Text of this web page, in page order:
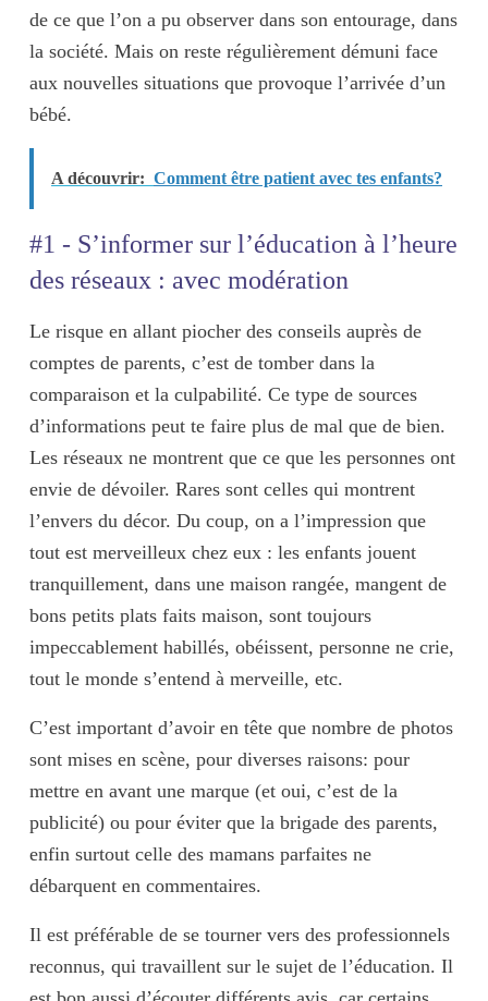
de ce que l’on a pu observer dans son entourage, dans
la société. Mais on reste régulièrement démuni face
aux nouvelles situations que provoque l’arrivée d’un
bébé.
A découvrir: Comment être patient avec tes enfants?
#1 - S’informer sur l’éducation à l’heure
des réseaux : avec modération
Le risque en allant piocher des conseils auprès de
comptes de parents, c’est de tomber dans la
comparaison et la culpabilité. Ce type de sources
d’informations peut te faire plus de mal que de bien.
Les réseaux ne montrent que ce que les personnes ont
envie de dévoiler. Rares sont celles qui montrent
l’envers du décor. Du coup, on a l’impression que
tout est merveilleux chez eux : les enfants jouent
tranquillement, dans une maison rangée, mangent de
bons petits plats faits maison, sont toujours
impeccablement habillés, obéissent, personne ne crie,
tout le monde s’entend à merveille, etc.
C’est important d’avoir en tête que nombre de photos
sont mises en scène, pour diverses raisons: pour
mettre en avant une marque (et oui, c’est de la
publicité) ou pour éviter que la brigade des parents,
enfin surtout celle des mamans parfaites ne
débarquent en commentaires.
Il est préférable de se tourner vers des professionnels
reconnus, qui travaillent sur le sujet de l’éducation. Il